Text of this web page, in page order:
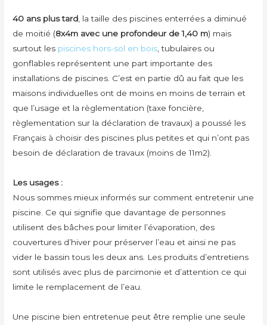
40 ans plus tard , la taille des piscines enterrées a diminué
de moitié (8x4m avec une profondeur de 1,40 m) mais
surtout les piscines hors-sol en bois , tubulaires ou
gonflables représentent une part importante des
installations de piscines. C’est en partie dû au fait que les
maisons individuelles ont de moins en moins de terrain et
que l’usage et la règlementation (taxe foncière,
règlementation sur la déclaration de travaux) a poussé les
Français à choisir des piscines plus petites et qui n’ont pas
besoin de déclaration de travaux (moins de 11m2).
Les usages :
Nous sommes mieux informés sur comment entretenir une
piscine. Ce qui signifie que davantage de personnes
utilisent des bâches pour limiter l’évaporation, des
couvertures d’hiver pour préserver l’eau et ainsi ne pas
vider le bassin tous les deux ans. Les produits d’entretiens
sont utilisés avec plus de parcimonie et d’attention ce qui
limite le remplacement de l’eau.
Une piscine bien entretenue peut être remplie une seule